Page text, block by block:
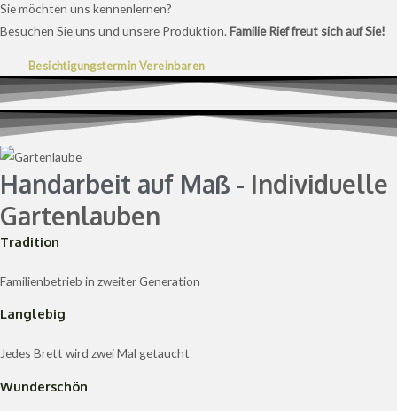
Sie möchten uns kennenlernen?
Besuchen Sie uns und unsere Produktion. Familie Rief freut sich auf Sie!
Besichtigungstermin Vereinbaren
Handarbeit auf Maß - Individuelle
Gartenlauben
Tradition
Familienbetrieb in zweiter Generation
Langlebig
Jedes Brett wird zwei Mal getaucht
Wunderschön